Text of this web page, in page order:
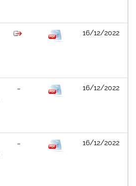
16/12/2022
16/12/2022
16/12/2022